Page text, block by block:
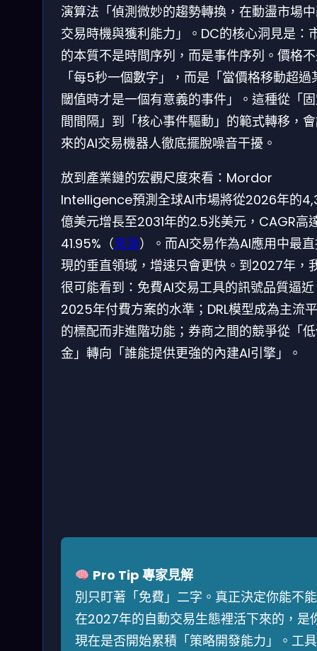
演算法「偵測微妙的趨勢轉換，在動盪市場
交易時機與獲利能力」。DC的核心洞見是：
的本質不是時間序列，而是事件序列。價格
「每5秒一個數字」，而是「當價格移動超過
閾值時才是一個有意義的事件」。這種從「
間間隔」到「核心事件驅動」的範式轉移，
來的AI交易機器人徹底擺脫噪音干擾。
放到產業鏈的宏觀尺度來看：Mordor
Intelligence預測全球AI市場將從2026年的
億美元增長至2031年的2.5兆美元，CAGR高
41.95%（來源）。而AI交易作為AI應用中最
現的垂直領域，增速只會更快。到2027年，
很可能看到：免費AI交易工具的訊號品質逼近
2025年付費方案的水準；DRL模型成為主流
的標配而非進階功能；券商之間的競爭從「
金」轉向「誰能提供更強的內建AI引擎」。
Pro Tip 專家見解
別只盯著「免費」二字。真正決定你能不能
在2027年的自動交易生態裡活下來的，是
現在是否開始累積「策略開發能力」。工具